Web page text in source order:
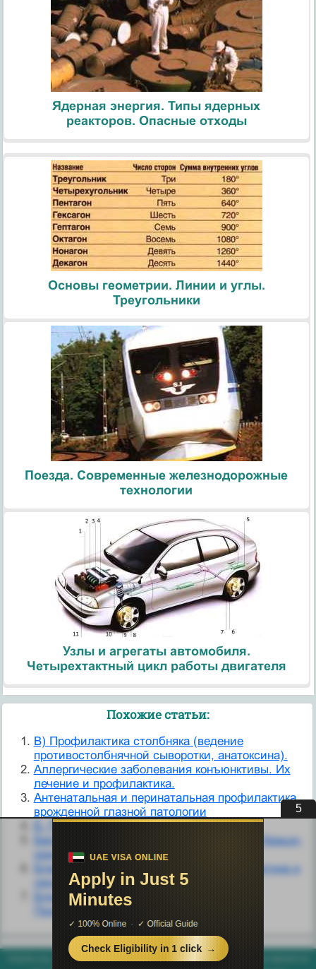
Ядерная энергия. Типы ядерных
реакторов. Опасные отходы
Основы геометрии. Линии и углы.
Треугольники
Поезда. Современные железнодорожные
технологии
Узлы и агрегаты автомобиля.
Четырехтактный цикл работы двигателя
Похожие статьи:
B) Профилактика столбняка (ведение
противостолбнячной сыворотки, анатоксина).
Аллергические заболевания конъюнктивы. Их
лечение и профилактика.
Антенатальная и перинатальная профилактика
врожденной глазной патологии
Б. Профилактика шока.
Белково-калорическая недостаточность. Кваши-
оркор. Профилактика.
Бленнорейные конъюнктивиты, профилактика и
лечение.
Близорукость, механизм ее развития.
Профилактика близорукости.
helpiks.org - Хелпикс.Орг - 2014-2026 год. Материал сайта представляется
4